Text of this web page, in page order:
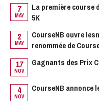
7
MAY
La première course
5K
2
MAY
CourseNB ouvre
renommée de
17
NOV
Gagnants des Prix
4
NOV
CourseNB